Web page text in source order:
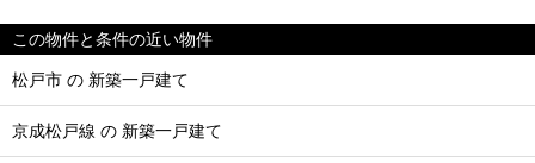
この物件と条件の近い物件
松戸市 の 新築一戸建て
京成松戸線 の 新築一戸建て